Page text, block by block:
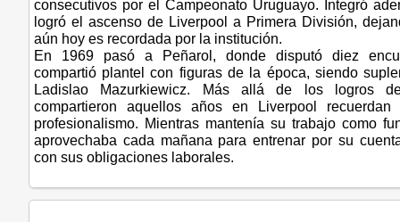
consecutivos por el Campeonato Uruguayo. Integró
logró el ascenso de Liverpool a Primera División,
aún hoy es recordada por la institución.
En 1969 pasó a Peñarol, donde disputó diez
compartió plantel con figuras de la época, siendo
Ladislao Mazurkiewicz. Más allá de los logros
compartieron aquellos años en Liverpool recuerdan
profesionalismo. Mientras mantenía su trabajo como
aprovechaba cada mañana para entrenar por su
con sus obligaciones laborales.